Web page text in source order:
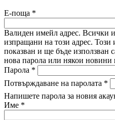
Е-поща *
Валиден имейл адрес. Всички
изпращани на този адрес.
показван и ще бъде използван
нова парола или някои
Парола *
Потвърждаване на паролата *
Напишете парола за новия
Име *